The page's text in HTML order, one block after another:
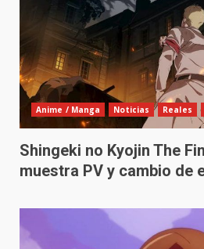
Anime / Manga Noticias Reales
Shingeki no Kyojin The
muestra PV y cambio de